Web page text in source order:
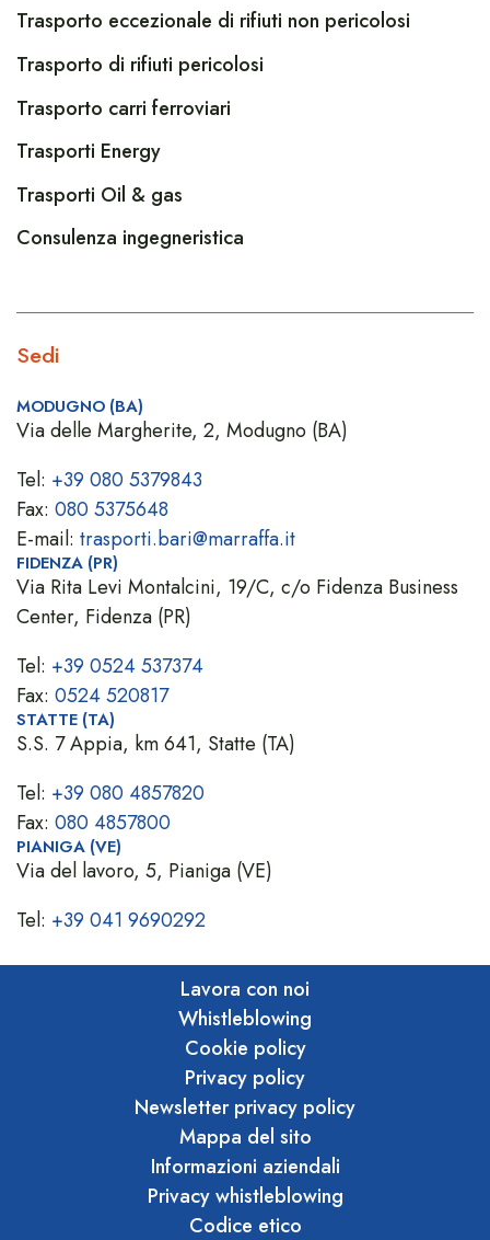
Trasporto eccezionale di rifiuti non pericolosi
Trasporto di rifiuti pericolosi
Trasporto carri ferroviari
Trasporti Energy
Trasporti Oil & gas
Consulenza ingegneristica
Sedi
MODUGNO (BA)
Via delle Margherite, 2, Modugno (BA)
Tel: +39 080 5379843
Fax: 080 5375648
E-mail: trasporti.bari@marraffa.it
FIDENZA (PR)
Via Rita Levi Montalcini, 19/C, c/o Fidenza Business
Center, Fidenza (PR)
Tel: +39 0524 537374
Fax: 0524 520817
STATTE (TA)
S.S. 7 Appia, km 641, Statte (TA)
Tel: +39 080 4857820
Fax: 080 4857800
PIANIGA (VE)
Via del lavoro, 5, Pianiga (VE)
Tel: +39 041 9690292
Lavora con noi
Whistleblowing
Cookie policy
Privacy policy
Newsletter privacy policy
Mappa del sito
Informazioni aziendali
Privacy whistleblowing
Codice etico